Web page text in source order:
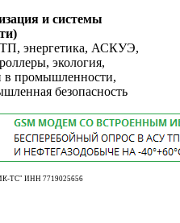
и системы
энергетика, АСКУЭ,
экология,
в промышленности,
безопасность
ТС" ИНН 7719025656